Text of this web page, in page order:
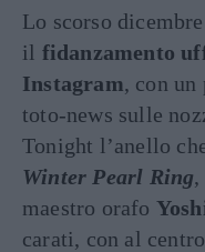
Lo scorso
il fidanzamento
Instagram, con un
toto-news sulle
Tonight l’anello
Winter Pearl Ring,
maestro orafo
carati, con al